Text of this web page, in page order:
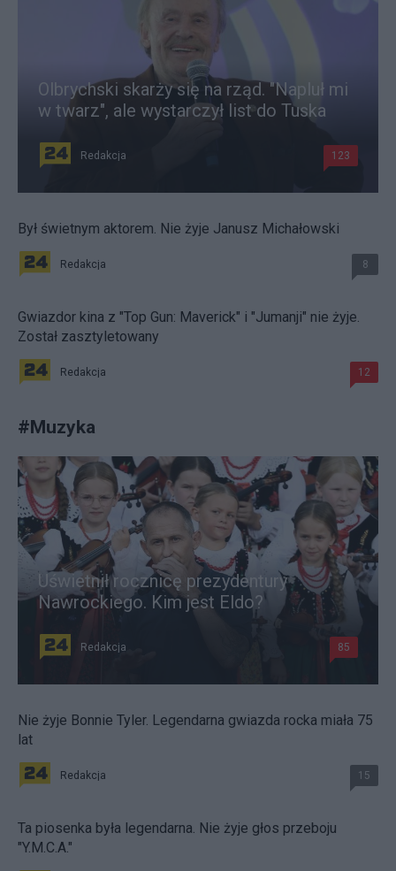
Olbrychski skarży się na rząd. "Napluł mi
w twarz", ale wystarczył list do Tuska
Redakcja 123
Był świetnym aktorem. Nie żyje Janusz Michałowski
Redakcja 8
Gwiazdor kina z "Top Gun: Maverick" i "Jumanji" nie żyje.
Został zasztyletowany
Redakcja 12
#Muzyka
Uświetnił rocznicę prezydentury
Nawrockiego. Kim jest Eldo?
Redakcja 85
Nie żyje Bonnie Tyler. Legendarna gwiazda rocka miała 75
lat
Redakcja 15
Ta piosenka była legendarna. Nie żyje głos przeboju
"Y.M.C.A."